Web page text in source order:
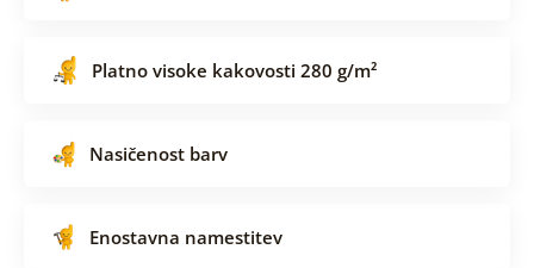
Platno visoke kakovosti 280 g/m²
Nasičenost barv
Enostavna namestitev